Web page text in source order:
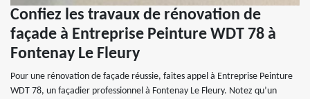
Confiez les travaux de rénovation de
façade à Entreprise Peinture WDT 78 à
Fontenay Le Fleury
Pour une rénovation de façade réussie, faites appel à Entreprise Peinture
WDT 78, un façadier professionnel à Fontenay Le Fleury. Notez qu’un